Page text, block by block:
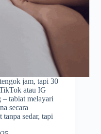
jam, tapi 30
atau IG
– tabiat melayari
secara
tanpa sedar, tapi